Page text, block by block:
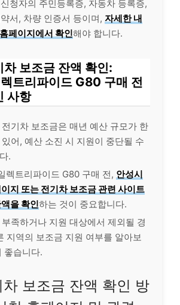
청자의 주민등록증, 자동차 등록증,
서, 차량 인증서 등이며, 자세한 내
페이지에서 확인해야 합니다.
차 보조금 잔액 확인:
트리파이드 G80 구매 전
사항
기차 보조금은 매년 예산 규모가 한
어, 예산 소진 시 지원이 중단될 수
.
렉트리파이드 G80 구매 전, 안성시
지 또는 전기차 보조금 관련 사이트
을 확인하는 것이 중요합니다.
족하거나 지원 대상에서 제외될 경
지역의 보조금 지원 여부를 알아보
좋습니다.
차 보조금 잔액 확인 방